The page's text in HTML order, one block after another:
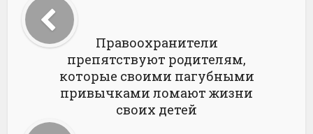
Правоохранители
препятствуют родителям,
которые своими пагубными
привычками ломают жизни
своих детей